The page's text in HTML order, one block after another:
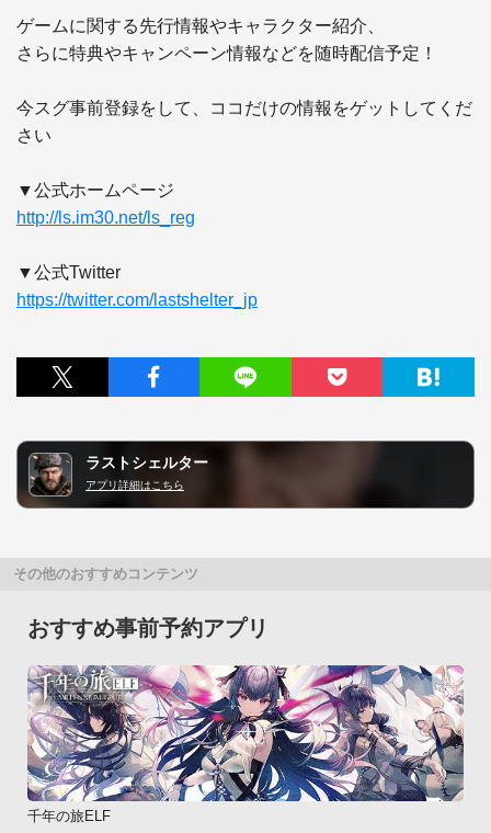
ゲームに関する先行情報やキャラクター紹介、
さらに特典やキャンペーン情報などを随時配信予定！
今スグ事前登録をして、ココだけの情報をゲットしてくだ
さい
http://ls.im30.net/ls_reg
https://twitter.com/lastshelter_jp
ラストシェルター
アプリ詳細はこちら
その他のおすすめコンテンツ
おすすめ事前予約アプリ
千年の旅ELF